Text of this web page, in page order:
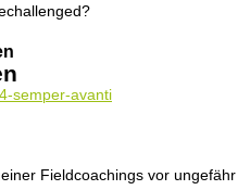
Fieldcoachings vor ungefähr